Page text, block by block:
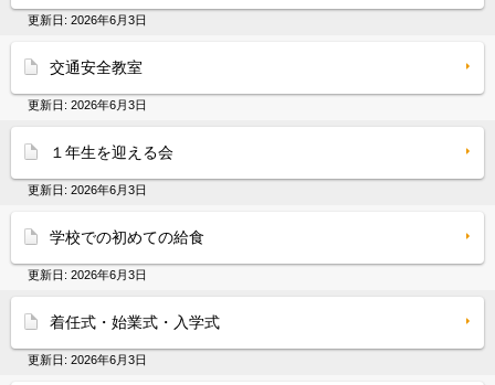
更新日: 2026年6月3日
交通安全教室
更新日: 2026年6月3日
１年生を迎える会
更新日: 2026年6月3日
学校での初めての給食
更新日: 2026年6月3日
着任式・始業式・入学式
更新日: 2026年6月3日